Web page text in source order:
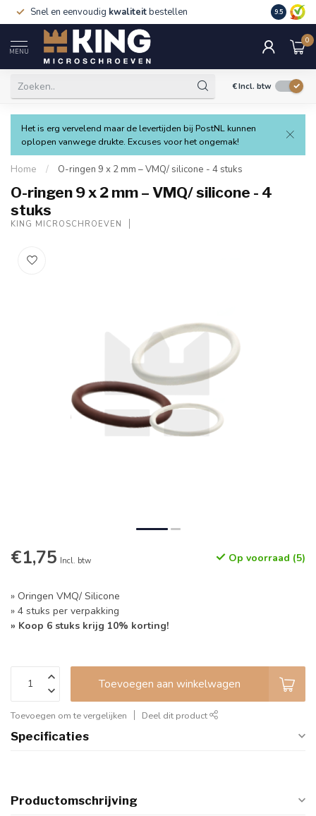
Snel en eenvoudig kwaliteitbestellen 9.5
MENU
0
€Incl. btw
Het is erg vervelend maar de levertijden bij PostNL kunnen
oplopen vanwege drukte. Excuses voor het ongemak!
Home / O-ringen 9 x 2 mm – VMQ/ silicone - 4 stuks
O-ringen 9 x 2 mm – VMQ/ silicone - 4
stuks
KING MICROSCHROEVEN
€1,75 Incl. btw Op voorraad (5)
» Oringen VMQ/ Silicone
» 4 stuks per verpakking
» Koop 6 stuks krijg 10% korting!
Toevoegen aan winkelwagen
Toevoegen om te vergelijken Deel dit product
Specificaties
Productomschrijving